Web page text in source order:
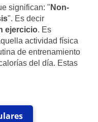
significan: " Non-
". Es decir
ejercicio. Es
actividad física
de entrenamiento
del día. Estas